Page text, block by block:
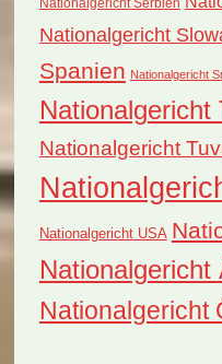
Nationalgericht Serbien
Nationalgericht
Spanien Nationalgericht
Nationalgericht
Nationalgericht
Nationalgericht USA
Nationalgericht
Nationalgericht